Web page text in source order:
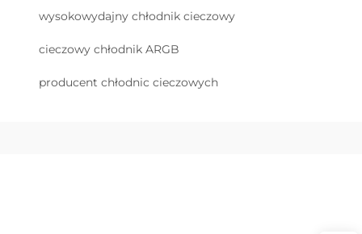
wysokowydajny chłodnik cieczowy
cieczowy chłodnik ARGB
producent chłodnic cieczowych